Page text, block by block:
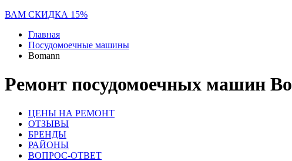
ВАМ СКИДКА 15%
Главная
Посудомоечные машины
Bomann
Ремонт посудомоечных машин
ЦЕНЫ НА РЕМОНТ
ОТЗЫВЫ
БРЕНДЫ
РАЙОНЫ
ВОПРОС-ОТВЕТ